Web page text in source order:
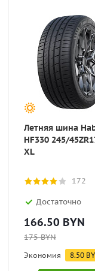
Летняя шина
HF330 245/
XL
172
Достаточно
166.50 BYN
175BYN
Экономия 8.50